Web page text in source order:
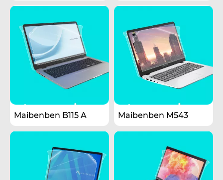
Maibenben B115 A Maibenben M543